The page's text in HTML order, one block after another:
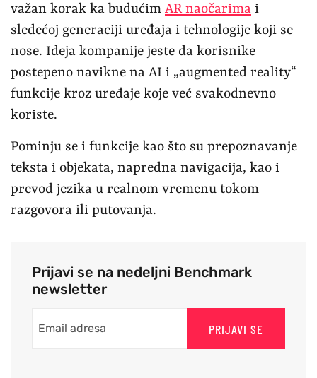
važan korak ka budućim AR naočarima i
sledećoj generaciji uređaja i tehnologije koji se
nose. Ideja kompanije jeste da korisnike
postepeno navikne na AI i „augmented reality“
funkcije kroz uređaje koje već svakodnevno
koriste.
Pominju se i funkcije kao što su prepoznavanje
teksta i objekata, napredna navigacija, kao i
prevod jezika u realnom vremenu tokom
razgovora ili putovanja.
Prijavi se na nedeljni Benchmark
newsletter
PRIJAVI SE